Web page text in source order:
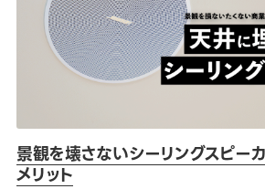
景観を壊さないシーリングスピー
メリット